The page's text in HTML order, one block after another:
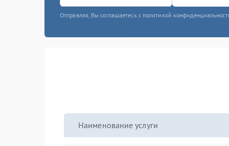
Отправляя, Вы соглашаетесь с политикой
Наименование услуги